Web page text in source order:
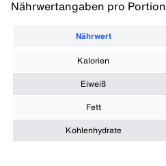
Nährwertangaben pro Portion
Nährwert
Kalorien
Eiweiß
Fett
Kohlenhydrate